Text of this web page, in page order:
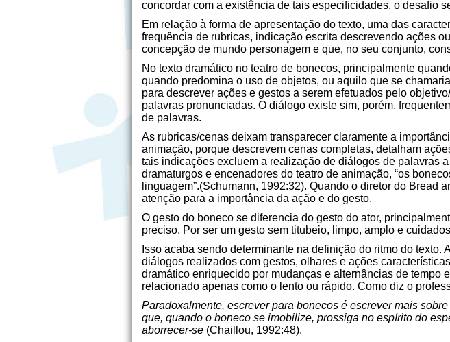
concordar com a existência de tais especificidades, o desafio
Em relação à forma de apresentação do texto, uma das
frequência de rubricas, indicação escrita descrevendo ações
concepção de mundo personagem e que, no seu conjunto,
No texto dramático no teatro de bonecos, principalmente
quando predomina o uso de objetos, ou aquilo que se
para descrever ações e gestos a serem efetuados pelo
palavras pronunciadas. O diálogo existe sim, porém,
de palavras.
As rubricas/cenas deixam transparecer claramente a
animação, porque descrevem cenas completas, detalham
tais indicações excluem a realização de diálogos de palavras
dramaturgos e encenadores do teatro de animação, “os
linguagem”.(Schumann, 1992:32). Quando o diretor do
atenção para a importância da ação e do gesto.
O gesto do boneco se diferencia do gesto do ator,
preciso. Por ser um gesto sem titubeio, limpo, amplo e
Isso acaba sendo determinante na definição do ritmo do
diálogos realizados com gestos, olhares e ações
dramático enriquecido por mudanças e alternâncias de tempo
relacionado apenas como o lento ou rápido. Como diz o
Paradoxalmente, escrever para bonecos é escrever mais
que, quando o boneco se imobilize, prossiga no espírito do
aborrecer-se (Chaillou, 1992:48).